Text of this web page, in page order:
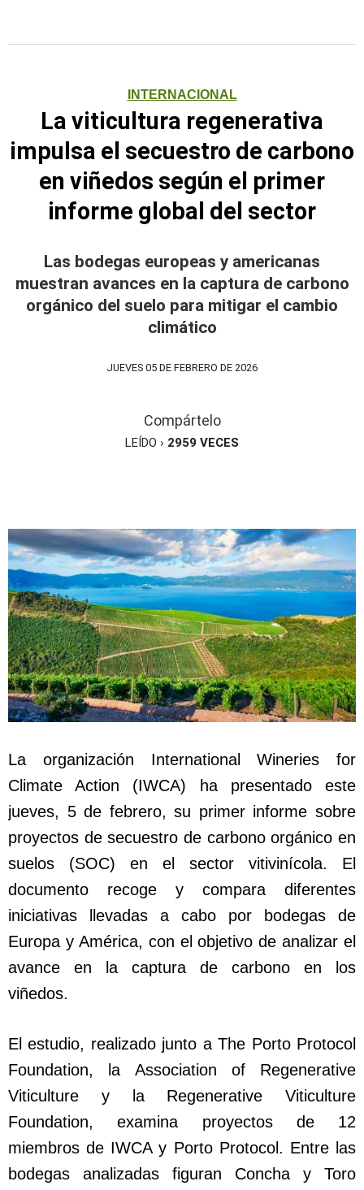
INTERNACIONAL
La viticultura regenerativa
impulsa el secuestro de carbono
en viñedos según el primer
informe global del sector
Las bodegas europeas y americanas
muestran avances en la captura de carbono
orgánico del suelo para mitigar el cambio
climático
JUEVES 05 DE FEBRERO DE 2026
Compártelo
LEÍDO › 2959 VECES
La organización International Wineries for
Climate Action (IWCA) ha presentado este
jueves, 5 de febrero, su primer informe sobre
proyectos de secuestro de carbono orgánico en
suelos (SOC) en el sector vitivinícola. El
documento recoge y compara diferentes
iniciativas llevadas a cabo por bodegas de
Europa y América, con el objetivo de analizar el
avance en la captura de carbono en los
viñedos.
El estudio, realizado junto a The Porto Protocol
Foundation, la Association of Regenerative
Viticulture y la Regenerative Viticulture
Foundation, examina proyectos de 12
miembros de IWCA y Porto Protocol. Entre las
bodegas analizadas figuran Concha y Toro